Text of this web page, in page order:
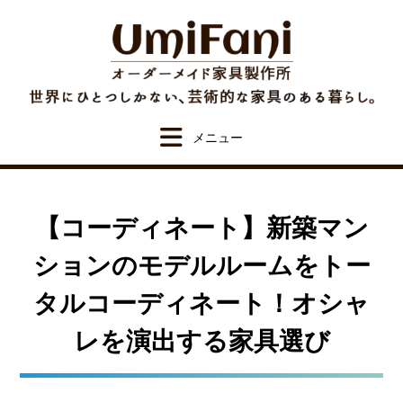
【コーディネート】新築マン
ションのモデルルームをトー
タルコーディネート！オシャ
レを演出する家具選び